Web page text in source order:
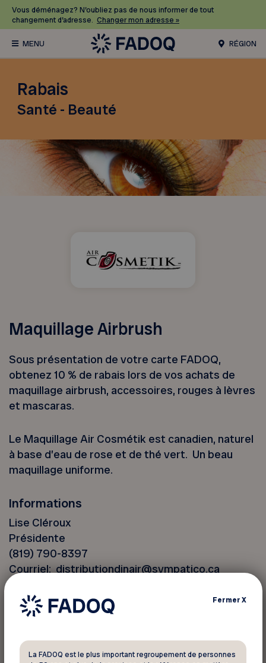
Vous déménagez? N’oubliez pas de nous informer de tout
changement d’adresse. Changer mon adresse »
RÉGION
Rabais
Santé - Beauté
Maquillage Airbrush
Sous présentation de votre carte FADOQ,
obtenez 10 % de rabais lors de vos achats de
maquillage airbrush, accessoires, rouges à lèvres
et mascaras.
Le Maquillage Air Cosmétik est canadien, naturel
à base d’eau de rose et de thé vert. Un beau
maquillage uniforme.
Informations
Lise Cléroux
Présidente
(819) 790-8397
Courriel: distributiondinair@sympatico.ca
Site web:http://aircosmetik.ca
Autre réseau sociaux:
FermerX
La FADOQ est le plus important regroupement de personnes